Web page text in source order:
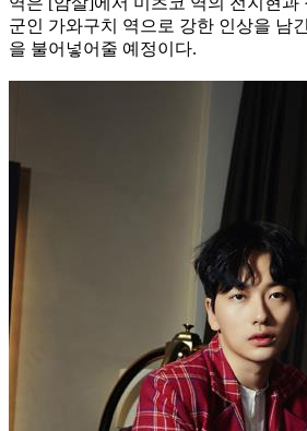
군인 가와구치 역으로 강한 인상을 남
을 불어넣어줄 예정이다.